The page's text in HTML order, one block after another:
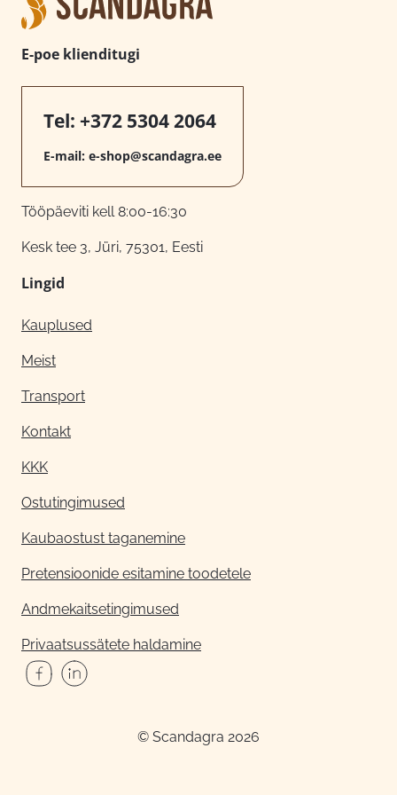
E-poe klienditugi
Tel: +372 5304 2064
E-mail: e-shop@scandagra.ee
Tööpäeviti kell 8:00-16:30
Kesk tee 3, Jüri, 75301, Eesti
Lingid
Kauplused
Meist
Transport
Kontakt
KKK
Ostutingimused
Kaubaostust taganemine
Pretensioonide esitamine toodetele
Andmekaitsetingimused
Privaatsussätete haldamine
© Scandagra 2026